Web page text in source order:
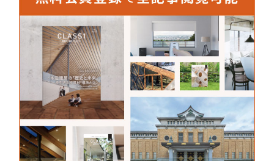
エムズ
〒153-0064
東京都目黒区下目黒6-19-10-301
TEL：03-3760-8249
FAX：03-3760-8249
MAIL：machida_shinichi@icloud.com(担
当 : 町田)